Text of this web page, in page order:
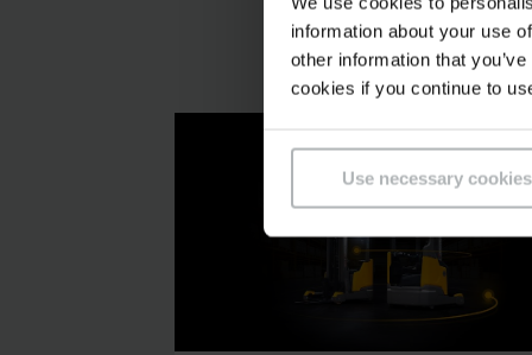
information about your use
other information that
cookies if you continue to
Use necessary